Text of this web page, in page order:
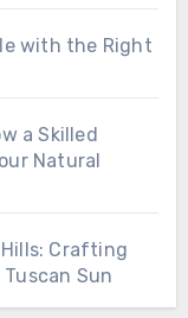
with the Right
a Skilled
Natural
Hills: Crafting
Sun